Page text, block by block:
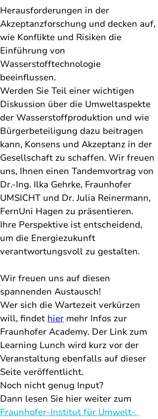
Herausforderungen in der
Akzeptanzforschung und decken auf,
wie Konflikte und Risiken die
Einführung von
Wasserstofftechnologie
beeinflussen.
Werden Sie Teil einer wichtigen
Diskussion über die Umweltaspekte
der Wasserstoffproduktion und wie
Bürgerbeteiligung dazu beitragen
kann, Konsens und Akzeptanz in der
Gesellschaft zu schaffen. Wir freuen
uns, Ihnen einen Tandemvortrag von
Dr.-Ing. Ilka Gehrke, Fraunhofer
UMSICHT und Dr. Julia Reinermann,
FernUni Hagen zu präsentieren.
Ihre Perspektive ist entscheidend,
um die Energiezukunft
verantwortungsvoll zu gestalten.
Wir freuen uns auf diesen
spannenden Austausch!
Wer sich die Wartezeit verkürzen
will, findet hier mehr Infos zur
Fraunhofer Academy. Der Link zum
Learning Lunch wird kurz vor der
Veranstaltung ebenfalls auf dieser
Seite veröffentlicht.
Noch nicht genug Input?
Dann lesen Sie hier weiter zum
Fraunhofer-Institut für Umwelt-,